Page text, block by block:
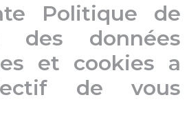
Politique de
des données
et cookies a
de vous